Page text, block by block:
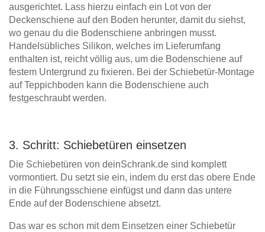
ausgerichtet. Lass hierzu einfach ein Lot von der
Deckenschiene auf den Boden herunter, damit du siehst,
wo genau du die Bodenschiene anbringen musst.
Handelsübliches Silikon, welches im Lieferumfang
enthalten ist, reicht völlig aus, um die Bodenschiene auf
festem Untergrund zu fixieren. Bei der Schiebetür-Montage
auf Teppichboden kann die Bodenschiene auch
festgeschraubt werden.
3. Schritt: Schiebetüren einsetzen
Die Schiebetüren von deinSchrank.de sind komplett
vormontiert. Du setzt sie ein, indem du erst das obere Ende
in die Führungsschiene einfügst und dann das untere
Ende auf der Bodenschiene absetzt.
Das war es schon mit dem Einsetzen einer Schiebetür